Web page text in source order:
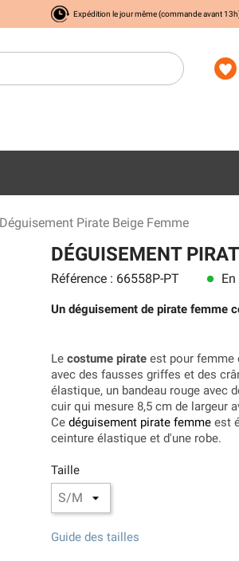
Expédition le jour même (commande avant
Déguisement Pirate Beige Femme
DÉGUISEMENT
Référence : 66558P-PT lens
Un déguisement de pirate femme
Le costume pirate est pour femme
avec des fausses griffes et des
élastique, un bandeau rouge avec
cuir qui mesure 8,5 cm de largeur
Ce déguisement pirate femme est
ceinture élastique et d'une robe.
Taille
Guide des tailles